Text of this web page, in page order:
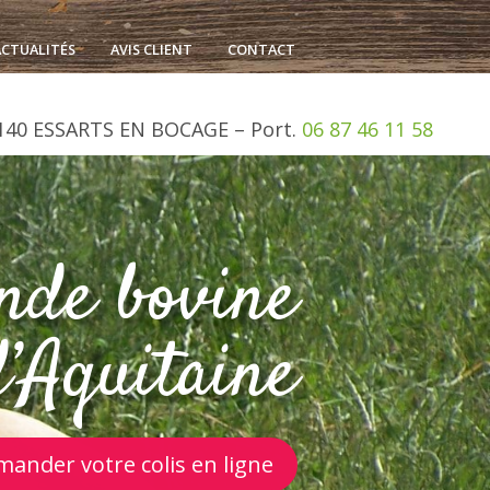
AVIS CLIENT CONTACT
ESSARTS EN BOCAGE – Port. 06 87 46 11 58
bovine
votre colis en ligne